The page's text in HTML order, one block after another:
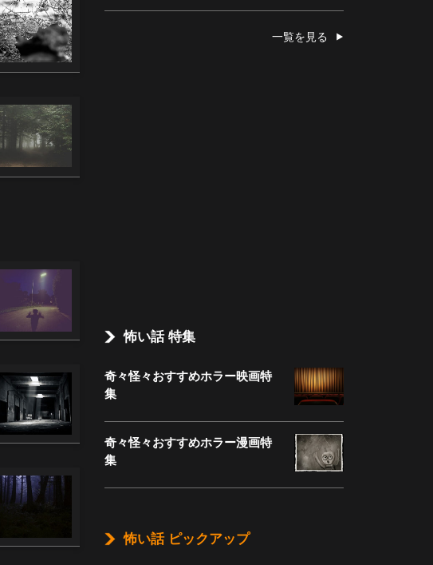
一覧を見る
怖い話 特集
奇々怪々おすすめホラー映画特
集
奇々怪々おすすめホラー漫画特
集
怖い話 ピックアップ